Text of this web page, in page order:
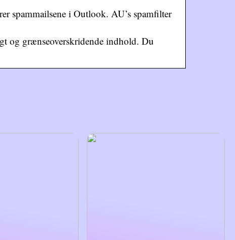
spammailsene i Outlook. AU’s spamfilter
og grænseoverskridende indhold. Du